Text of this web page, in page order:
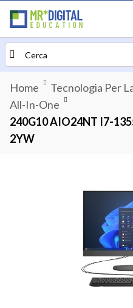
Search
Home Tecnologia Per
All-In-One
240G10 AIO24NT I7-
2YW